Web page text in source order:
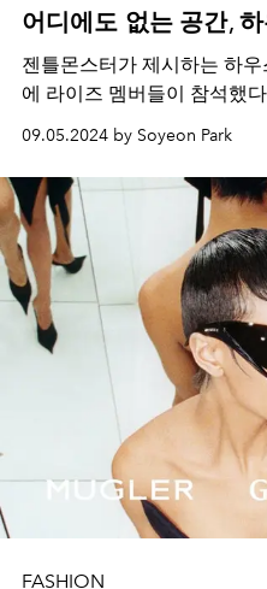
어디에도 없는 공간,
젠틀몬스터가 제시하는 하
에 라이즈 멤버들이 참석했
09.05.2024 by Soyeon Park
FASHION